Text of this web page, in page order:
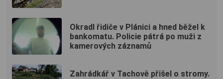
Okradl řidiče v Plánici a hned běžel k
bankomatu. Policie pátrá po muži z
kamerových záznamů
Zahrádkář v Tachově přišel o stromy.